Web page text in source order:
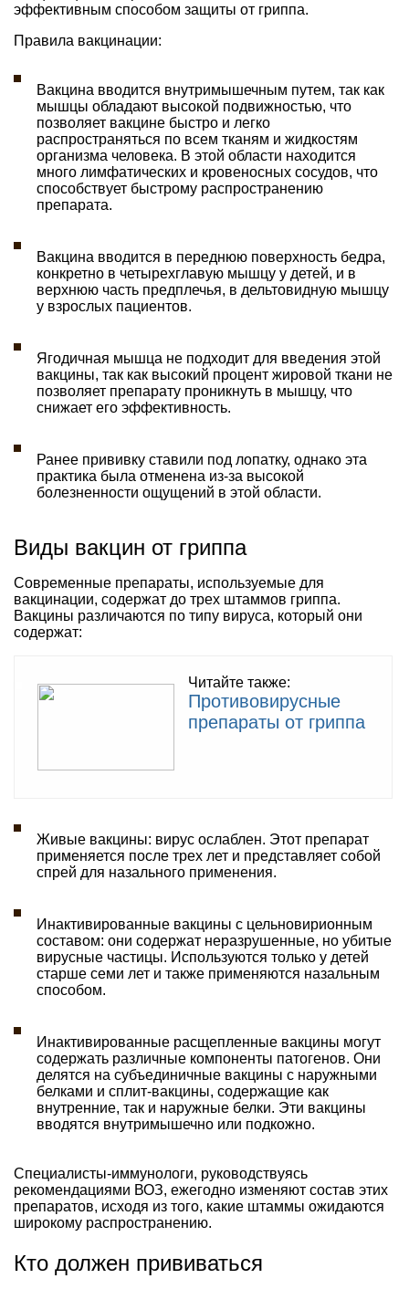
эффективным способом защиты от гриппа.
Правила вакцинации:
Вакцина вводится внутримышечным путем, так как
мышцы обладают высокой подвижностью, что
позволяет вакцине быстро и легко
распространяться по всем тканям и жидкостям
организма человека. В этой области находится
много лимфатических и кровеносных сосудов, что
способствует быстрому распространению
препарата.
Вакцина вводится в переднюю поверхность бедра,
конкретно в четырехглавую мышцу у детей, и в
верхнюю часть предплечья, в дельтовидную мышцу
у взрослых пациентов.
Ягодичная мышца не подходит для введения этой
вакцины, так как высокий процент жировой ткани не
позволяет препарату проникнуть в мышцу, что
снижает его эффективность.
Ранее прививку ставили под лопатку, однако эта
практика была отменена из-за высокой
болезненности ощущений в этой области.
Виды вакцин от гриппа
Современные препараты, используемые для
вакцинации, содержат до трех штаммов гриппа.
Вакцины различаются по типу вируса, который они
содержат:
Читайте также:
Противовирусные
препараты от гриппа
Живые вакцины: вирус ослаблен. Этот препарат
применяется после трех лет и представляет собой
спрей для назального применения.
Инактивированные вакцины с цельновирионным
составом: они содержат неразрушенные, но убитые
вирусные частицы. Используются только у детей
старше семи лет и также применяются назальным
способом.
Инактивированные расщепленные вакцины могут
содержать различные компоненты патогенов. Они
делятся на субъединичные вакцины с наружными
белками и сплит-вакцины, содержащие как
внутренние, так и наружные белки. Эти вакцины
вводятся внутримышечно или подкожно.
Специалисты-иммунологи, руководствуясь
рекомендациями ВОЗ, ежегодно изменяют состав этих
препаратов, исходя из того, какие штаммы ожидаются
широкому распространению.
Кто должен прививаться